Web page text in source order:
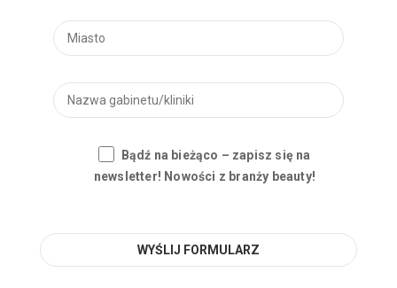
Bądź na bieżąco – zapisz się na
newsletter! Nowości z branży beauty!